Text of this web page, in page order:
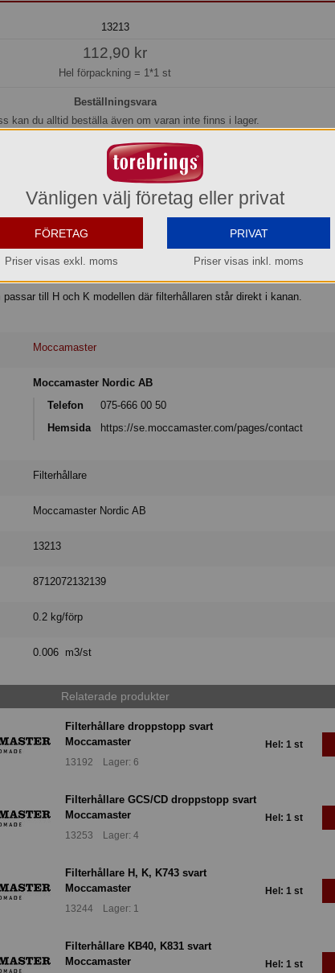
13213
112,90 kr
Hel förpackning = 1*1 st
Beställningsvara
kan du alltid beställa även om varan inte finns i lager.
vi kunna leverera inom 5-7 arbetsdagar, eller senare om du önskar.
Köp »
till H och K modellen där filterhållaren står direkt i kanan.
Moccamaster
Moccamaster Nordic AB
Telefon
075-666 00 50
Hemsida
https://se.moccamaster.com/pages/contact
Filterhållare
Moccamaster Nordic AB
13213
8712072132139
0.2 kg/förp
0.006 m3/st
Relaterade produkter
Filterhållare droppstopp svart
Moccamaster
13192 Lager: 6
Hel: 1 st
Filterhållare GCS/CD droppstopp svart
Moccamaster
13253 Lager: 4
Hel: 1 st
Filterhållare H, K, K743 svart
Moccamaster
13244 Lager: 1
Hel: 1 st
Filterhållare KB40, K831 svart
Moccamaster
Hel: 1 st
Vänligen välj företag eller privat
FÖRETAG
Priser visas exkl. moms
PRIVAT
Priser visas inkl. moms